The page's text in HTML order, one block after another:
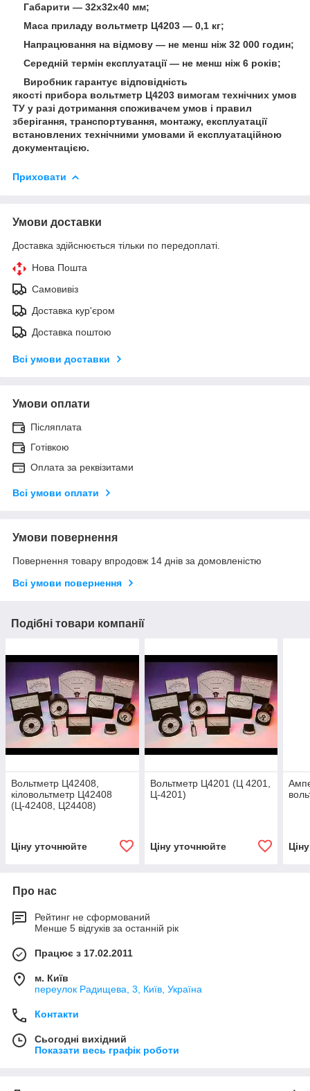
Габарити — 32х32х40 мм;
Маса приладу вольтметр Ц4203 — 0,1 кг;
Напрацювання на відмову — не менш ніж 32 000 годин;
Середній термін експлуатації — не менш ніж 6 років;
Виробник гарантує відповідність
якості прибора вольтметр Ц4203 вимогам технічних умов
ТУ у разі дотримання споживачем умов і правил
зберігання, транспортування, монтажу, експлуатації
встановлених технічними умовами й експлуатаційною
документацією.
Приховати
Умови доставки
Доставка здійснюється тільки по передоплаті.
Нова Пошта
Самовивіз
Доставка кур'єром
Доставка поштою
Всі умови доставки
Умови оплати
Післяплата
Готівкою
Оплата за реквізитами
Всі умови оплати
Умови повернення
Повернення товару впродовж 14 днів за домовленістю
Всі умови повернення
Подібні товари компанії
Вольтметр Ц42408,
кіловольтметр Ц42408
(Ц-42408, Ц24408)
Ціну уточнюйте
Вольтметр Ц4201 (Ц 4201,
Ц-4201)
Ціну уточнюйте
Про нас
Рейтинг не сформований
Менше 5 відгуків за останній рік
Працює з 17.02.2011
м. Київ
переулок Радищева, 3, Київ, Україна
Контакти
Сьогодні вихідний
Показати весь графік роботи